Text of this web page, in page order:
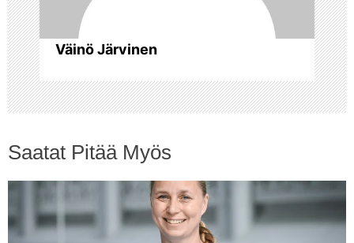
s
e
l
u
Väinö Järvinen
Saatat Pitää Myös